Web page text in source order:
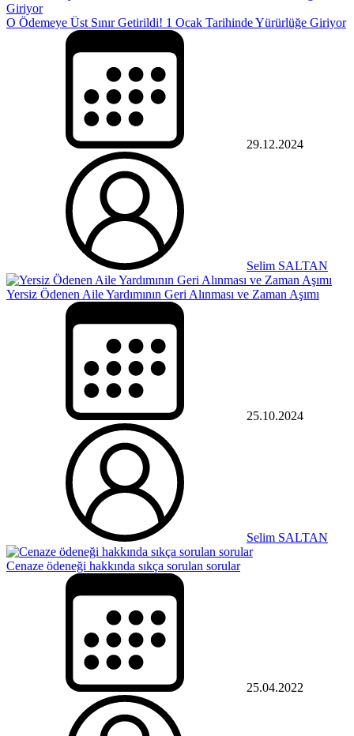
O Ödemeye Üst Sınır Getirildi! 1 Ocak Tarihinde Yürürlüğe Giriyor
29.12.2024
Selim SALTAN
Yersiz Ödenen Aile Yardımının Geri Alınması ve Zaman Aşımı
25.10.2024
Selim SALTAN
Cenaze ödeneği hakkında sıkça sorulan sorular
25.04.2022